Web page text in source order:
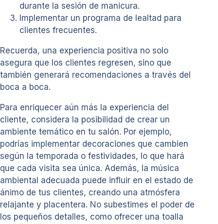
durante la sesión de manicura.
Implementar un programa de lealtad para
clientes frecuentes.
Recuerda, una experiencia positiva no solo
asegura que los clientes regresen, sino que
también generará recomendaciones a través del
boca a boca.
Para enriquecer aún más la experiencia del
cliente, considera la posibilidad de crear un
ambiente temático en tu salón. Por ejemplo,
podrías implementar decoraciones que cambien
según la temporada o festividades, lo que hará
que cada visita sea única. Además, la música
ambiental adecuada puede influir en el estado de
ánimo de tus clientes, creando una atmósfera
relajante y placentera. No subestimes el poder de
los pequeños detalles, como ofrecer una toalla